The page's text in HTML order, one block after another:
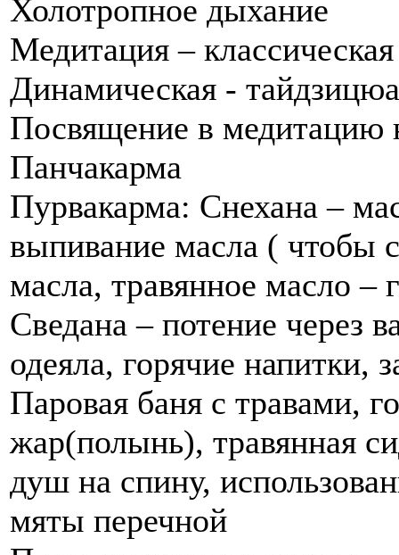
Холотропное дыхание
Медитация – классическая
Динамическая -
Посвящение в медитацию
Панчакарма
Пурвакарма: Снехана –
выпивание масла ( чтобы
масла, травянное масло –
Сведана – потение через
одеяла, горячие напитки,
Паровая баня с травами,
жар(полынь), травянная
душ на спину,
мяты перечной